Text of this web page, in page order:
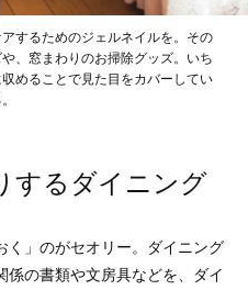
するためのジェルネイルを。その
、窓まわりのお掃除グッズ。いち
めることで見た目をカバーしてい
するダイニング
く」のがセオリー。ダイニング
の書類や文房具などを、ダイ